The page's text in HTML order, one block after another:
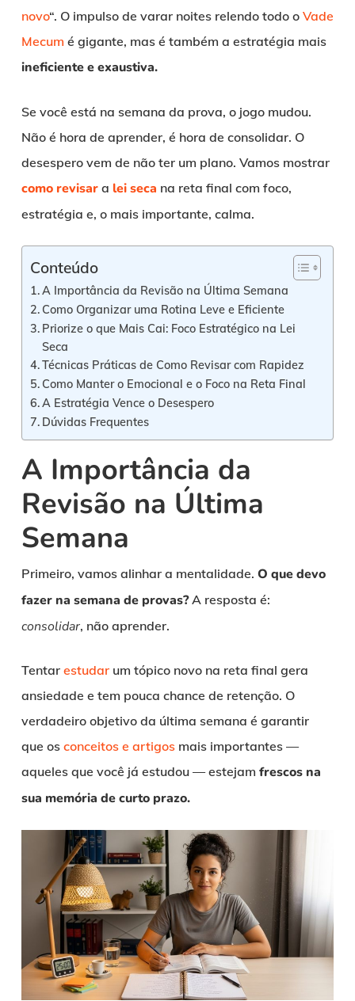
novo“. O impulso de varar noites relendo todo o Vade
Mecum é gigante, mas é também a estratégia mais
ineficiente e exaustiva.
Se você está na semana da prova, o jogo mudou.
Não é hora de aprender, é hora de consolidar. O
desespero vem de não ter um plano. Vamos mostrar
como revisara lei seca na reta final com foco,
estratégia e, o mais importante, calma.
Conteúdo
A Importância da Revisão na Última Semana
Como Organizar uma Rotina Leve e Eficiente
Priorize o que Mais Cai: Foco Estratégico na Lei
Seca
Técnicas Práticas de Como Revisar com Rapidez
Como Manter o Emocional e o Foco na Reta Final
A Estratégia Vence o Desespero
Dúvidas Frequentes
A Importância da
Revisão na Última
Semana
Primeiro, vamos alinhar a mentalidade. O que devo
fazer na semana de provas?A resposta é:
consolidar, não aprender.
Tentar estudarum tópico novo na reta final gera
ansiedade e tem pouca chance de retenção. O
verdadeiro objetivo da última semana é garantir
que os conceitos e artigosmais importantes —
aqueles que você já estudou — estejam frescos na
sua memória de curto prazo.